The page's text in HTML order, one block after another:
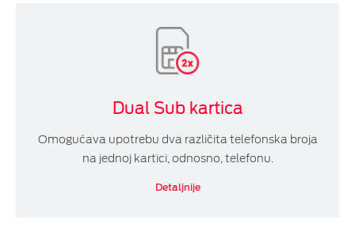
Dual Sub kartica
Omogućava upotrebu dva različita telefonska broja
na jednoj kartici, odnosno, telefonu.
Detaljnije